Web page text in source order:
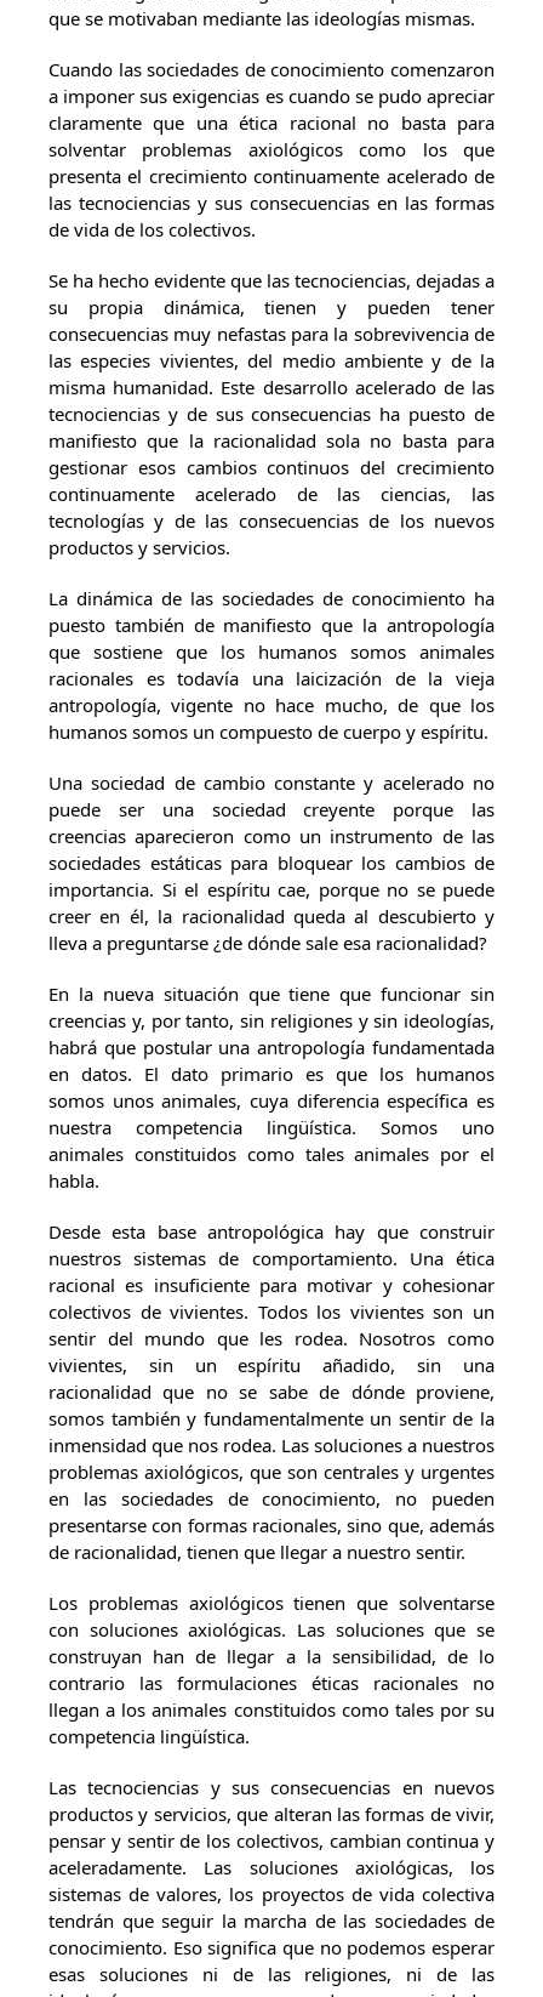
que se motivaban mediante las ideologías mismas.
Cuando las sociedades de conocimiento comenzaron
a imponer sus exigencias es cuando se pudo apreciar
claramente que una ética racional no basta para
solventar problemas axiológicos como los que
presenta el crecimiento continuamente acelerado de
las tecnociencias y sus consecuencias en las formas
de vida de los colectivos.
Se ha hecho evidente que las tecnociencias, dejadas a
su propia dinámica, tienen y pueden tener
consecuencias muy nefastas para la sobrevivencia de
las especies vivientes, del medio ambiente y de la
misma humanidad. Este desarrollo acelerado de las
tecnociencias y de sus consecuencias ha puesto de
manifiesto que la racionalidad sola no basta para
gestionar esos cambios continuos del crecimiento
continuamente acelerado de las ciencias, las
tecnologías y de las consecuencias de los nuevos
productos y servicios.
La dinámica de las sociedades de conocimiento ha
puesto también de manifiesto que la antropología
que sostiene que los humanos somos animales
racionales es todavía una laicización de la vieja
antropología, vigente no hace mucho, de que los
humanos somos un compuesto de cuerpo y espíritu.
Una sociedad de cambio constante y acelerado no
puede ser una sociedad creyente porque las
creencias aparecieron como un instrumento de las
sociedades estáticas para bloquear los cambios de
importancia. Si el espíritu cae, porque no se puede
creer en él, la racionalidad queda al descubierto y
lleva a preguntarse ¿de dónde sale esa racionalidad?
En la nueva situación que tiene que funcionar sin
creencias y, por tanto, sin religiones y sin ideologías,
habrá que postular una antropología fundamentada
en datos. El dato primario es que los humanos
somos unos animales, cuya diferencia específica es
nuestra competencia lingüística. Somos uno
animales constituidos como tales animales por el
habla.
Desde esta base antropológica hay que construir
nuestros sistemas de comportamiento. Una ética
racional es insuficiente para motivar y cohesionar
colectivos de vivientes. Todos los vivientes son un
sentir del mundo que les rodea. Nosotros como
vivientes, sin un espíritu añadido, sin una
racionalidad que no se sabe de dónde proviene,
somos también y fundamentalmente un sentir de la
inmensidad que nos rodea. Las soluciones a nuestros
problemas axiológicos, que son centrales y urgentes
en las sociedades de conocimiento, no pueden
presentarse con formas racionales, sino que, además
de racionalidad, tienen que llegar a nuestro sentir.
Los problemas axiológicos tienen que solventarse
con soluciones axiológicas. Las soluciones que se
construyan han de llegar a la sensibilidad, de lo
contrario las formulaciones éticas racionales no
llegan a los animales constituidos como tales por su
competencia lingüística.
Las tecnociencias y sus consecuencias en nuevos
productos y servicios, que alteran las formas de vivir,
pensar y sentir de los colectivos, cambian continua y
aceleradamente. Las soluciones axiológicas, los
sistemas de valores, los proyectos de vida colectiva
tendrán que seguir la marcha de las sociedades de
conocimiento. Eso significa que no podemos esperar
esas soluciones ni de las religiones, ni de las